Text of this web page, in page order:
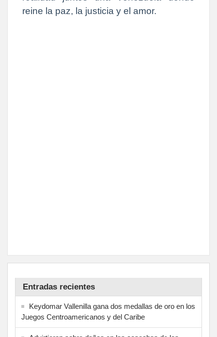
reine la paz, la justicia y el amor.
Entradas recientes
Keydomar Vallenilla gana dos medallas de oro en los
Juegos Centroamericanos y del Caribe